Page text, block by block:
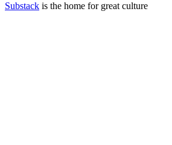
Substack is the home for great culture